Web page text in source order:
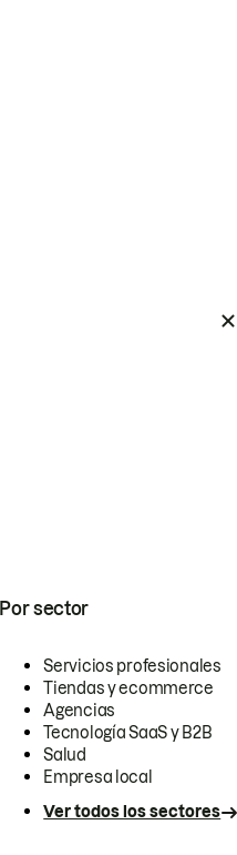
Por sector
Servicios profesionales
Tiendas y ecommerce
Agencias
Tecnología SaaS y B2B
Salud
Empresa local
Ver todos los sectores